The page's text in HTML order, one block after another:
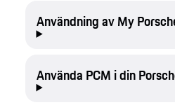
Användning av My
Använda PCM i din